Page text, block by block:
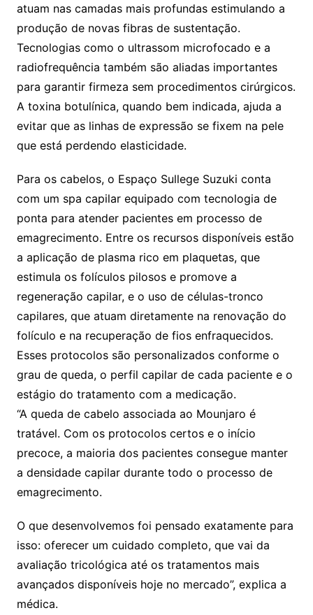
atuam nas camadas mais profundas estimulando a
produção de novas fibras de sustentação.
Tecnologias como o ultrassom microfocado e a
radiofrequência também são aliadas importantes
para garantir firmeza sem procedimentos cirúrgicos.
A toxina botulínica, quando bem indicada, ajuda a
evitar que as linhas de expressão se fixem na pele
que está perdendo elasticidade.
Para os cabelos, o Espaço Sullege Suzuki conta
com um spa capilar equipado com tecnologia de
ponta para atender pacientes em processo de
emagrecimento. Entre os recursos disponíveis estão
a aplicação de plasma rico em plaquetas, que
estimula os folículos pilosos e promove a
regeneração capilar, e o uso de células-tronco
capilares, que atuam diretamente na renovação do
folículo e na recuperação de fios enfraquecidos.
Esses protocolos são personalizados conforme o
grau de queda, o perfil capilar de cada paciente e o
estágio do tratamento com a medicação.
“A queda de cabelo associada ao Mounjaro é
tratável. Com os protocolos certos e o início
precoce, a maioria dos pacientes consegue manter
a densidade capilar durante todo o processo de
emagrecimento.
O que desenvolvemos foi pensado exatamente para
isso: oferecer um cuidado completo, que vai da
avaliação tricológica até os tratamentos mais
avançados disponíveis hoje no mercado”, explica a
médica.